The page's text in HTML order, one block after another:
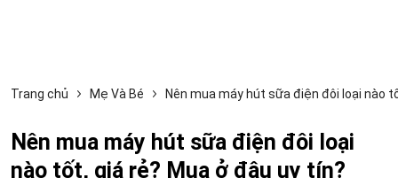
Trang chủ Mẹ Và Bé Nên mua máy hút sữa điện đôi loại nào
Nên mua máy hút sữa điện đôi loại
nào tốt, giá rẻ? Mua ở đâu uy tín?